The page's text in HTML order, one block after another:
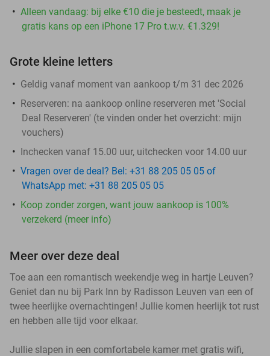
Alleen vandaag: bij elke €10 die je besteedt, maak je
gratis kans op een iPhone 17 Pro t.w.v. €1.329!
Grote kleine letters
Geldig vanaf moment van aankoop t/m 31 dec 2026
Reserveren: na aankoop online reserveren met 'Social
Deal Reserveren' (te vinden onder het overzicht: mijn
vouchers)
Inchecken vanaf 15.00 uur, uitchecken voor 14.00 uur
Vragen over de deal? Bel: +31 88 205 05 05 of
WhatsApp met: +31 88 205 05 05
Koop zonder zorgen, want jouw aankoop is 100%
verzekerd (meer info)
Meer over deze deal
Toe aan een romantisch weekendje weg in hartje Leuven?
Geniet dan nu bij Park Inn by Radisson Leuven van een of
twee heerlijke overnachtingen! Jullie komen heerlijk tot rust
en hebben alle tijd voor elkaar.
Jullie slapen in een comfortabele kamer met gratis wifi,